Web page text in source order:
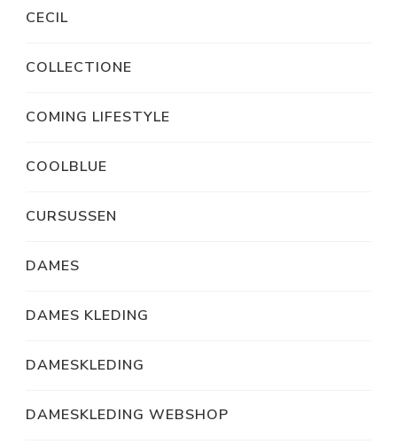
CECIL
COLLECTIONE
COMING LIFESTYLE
COOLBLUE
CURSUSSEN
DAMES
DAMES KLEDING
DAMESKLEDING
DAMESKLEDING WEBSHOP